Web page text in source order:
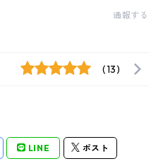
通報する
(13)
LINE ポスト